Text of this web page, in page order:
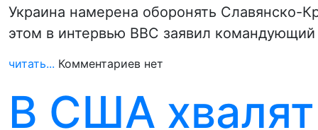
Украина намерена оборонять Славянско-
этом в интервью ВВС заявил
читать... Комментариев нет
В США